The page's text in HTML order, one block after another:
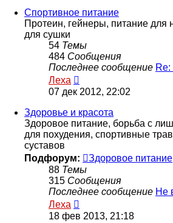
сообщению
Спортивное питание
Протеин, гейнеры, питание для
для сушки
54 Темы
484 Сообщения
Последнее сообщение
Леха
к
сообщению
07 дек 2012, 22:02
Здоровье и красота
Здоровое питание, борьба с
для похудения, спортивные
суставов
Подфорум:
Здоровое питание
88 Темы
315 Сообщения
Последнее сообщение Не
Леха
к
18 фев 2013, 21:18